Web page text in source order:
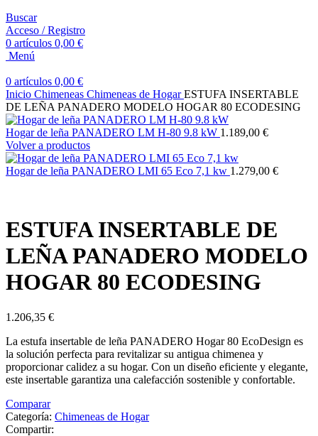
Buscar
Acceso / Registro
0 artículos 0,00 €
Menú
0 artículos 0,00 €
Inicio Chimeneas Chimeneas de HogarESTUFA INSERTABLE
DE LEÑA PANADERO MODELO HOGAR 80 ECODESING
Hogar de leña PANADERO LM H-80 9.8 kW 1.189,00 €
Volver a productos
Hogar de leña PANADERO LMI 65 Eco 7,1 kw 1.279,00 €
ESTUFA INSERTABLE DE
LEÑA PANADERO MODELO
HOGAR 80 ECODESING
1.206,35 €
La estufa insertable de leña PANADERO Hogar 80 EcoDesign es
la solución perfecta para revitalizar su antigua chimenea y
proporcionar calidez a su hogar. Con un diseño eficiente y elegante,
este insertable garantiza una calefacción sostenible y confortable.
Comparar
Categoría: Chimeneas de Hogar
Compartir: